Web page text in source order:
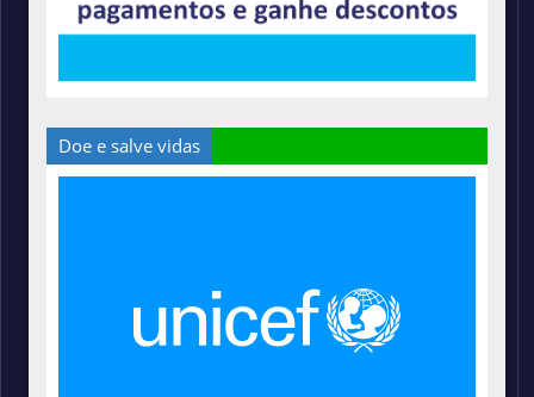
Doe e salve vidas